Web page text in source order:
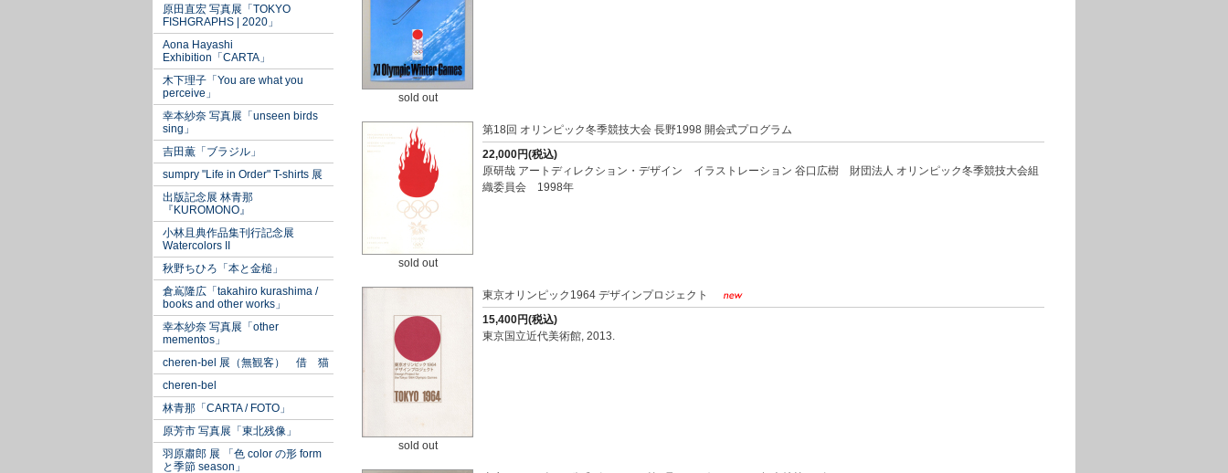
原田直宏 写真展「TOKYO
FISHGRAPHS | 2020」
Aona Hayashi
Exhibition「CARTA」
木下理子「You are what you
perceive」
幸本紗奈 写真展「unseen birds
sing」
吉田薫「ブラジル」
sumpry "Life in Order" T-shirts 展
出版記念展 林青那
『KUROMONO』
小林且典作品集刊行記念展
Watercolors II
秋野ちひろ「本と金槌」
倉嶌隆広「takahiro kurashima /
books and other works」
幸本紗奈 写真展「other
mementos」
cheren-bel 展（無観客） 借 猫
cheren-bel
林青那「CARTA / FOTO」
原芳市 写真展「東北残像」
羽原肅郎 展 「色 color の形 form
と季節 season」
sold out
sold out
第18回 オリンピック冬季競技大会 長野1998 開会式プログラム
22,000円(税込)
原研哉 アートディレクション・デザイン イラストレーション 谷口広樹 財団法人 オリンピック冬季競技大会組
織委員会 1998年
sold out
東京オリンピック1964 デザインプロジェクト
15,400円(税込)
東京国立近代美術館, 2013.